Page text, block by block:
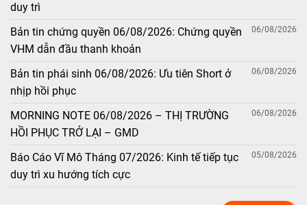
duy trì
Bản tin chứng quyền 06/08/2026: Chứng quyền
VHM dẫn đầu thanh khoản
06/08/2026
Bản tin phái sinh 06/08/2026: Ưu tiên Short ở
nhịp hồi phục
06/08/2026
MORNING NOTE 06/08/2026 – THỊ TRƯỜNG
HỒI PHỤC TRỞ LẠI – GMD
06/08/2026
Báo Cáo Vĩ Mô Tháng 07/2026: Kinh tế tiếp tục
duy trì xu hướng tích cực
05/08/2026